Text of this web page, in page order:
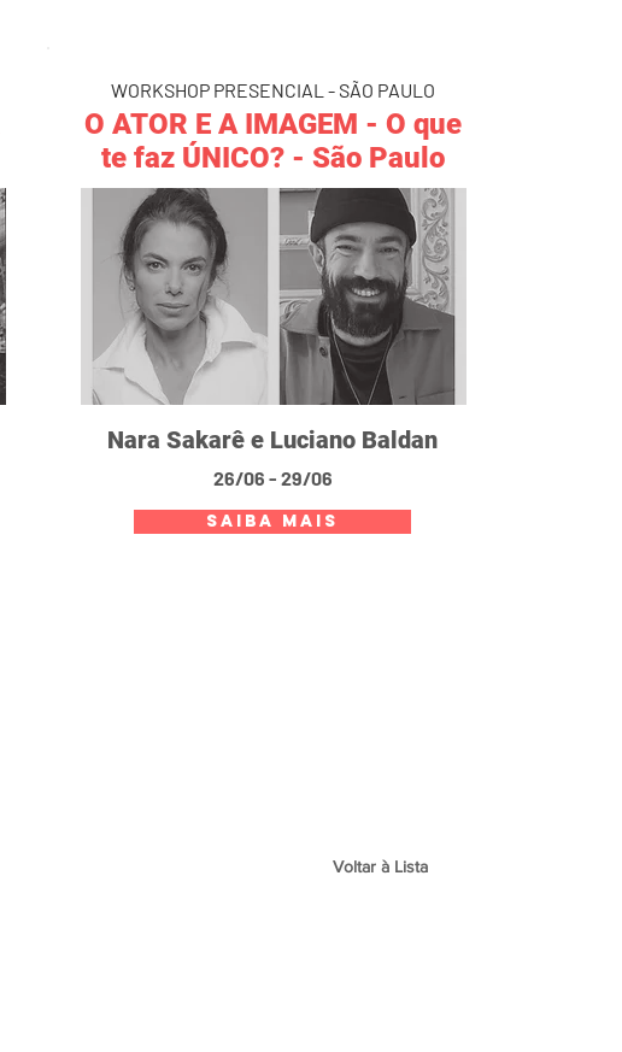
WORKSHOP PRESENCIAL - SÃO PAULO
O ATOR E A IMAGEM - O que
te faz ÚNICO? - São Paulo
Nara Sakarê e Luciano Baldan
26/06 - 29/06
SAIBA MAIS
Voltar à Lista